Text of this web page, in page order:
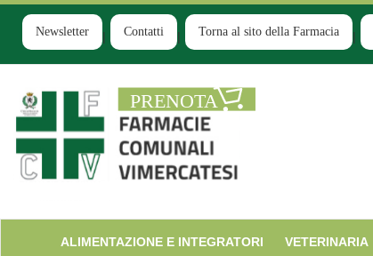
Passa
contenuto
principale
Newsletter Contatti Torna al sito della Farmacia
Farmacia
Comunale
ALIMENTAZIONE E INTEGRATORI VETERINARIA